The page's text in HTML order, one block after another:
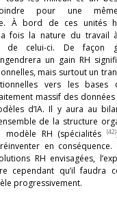
pour une
À bord de ces unités
fois la nature du travail
de celui-ci. De façon
un gain RH
mais surtout un
vers les bases
massif des
d’IA. Il y aura au
de la structure
modèle RH (spécialités(42)
en conséquence.
RH envisagées,
cependant qu’il faudra
progressivement.